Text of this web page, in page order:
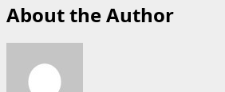
About the Author